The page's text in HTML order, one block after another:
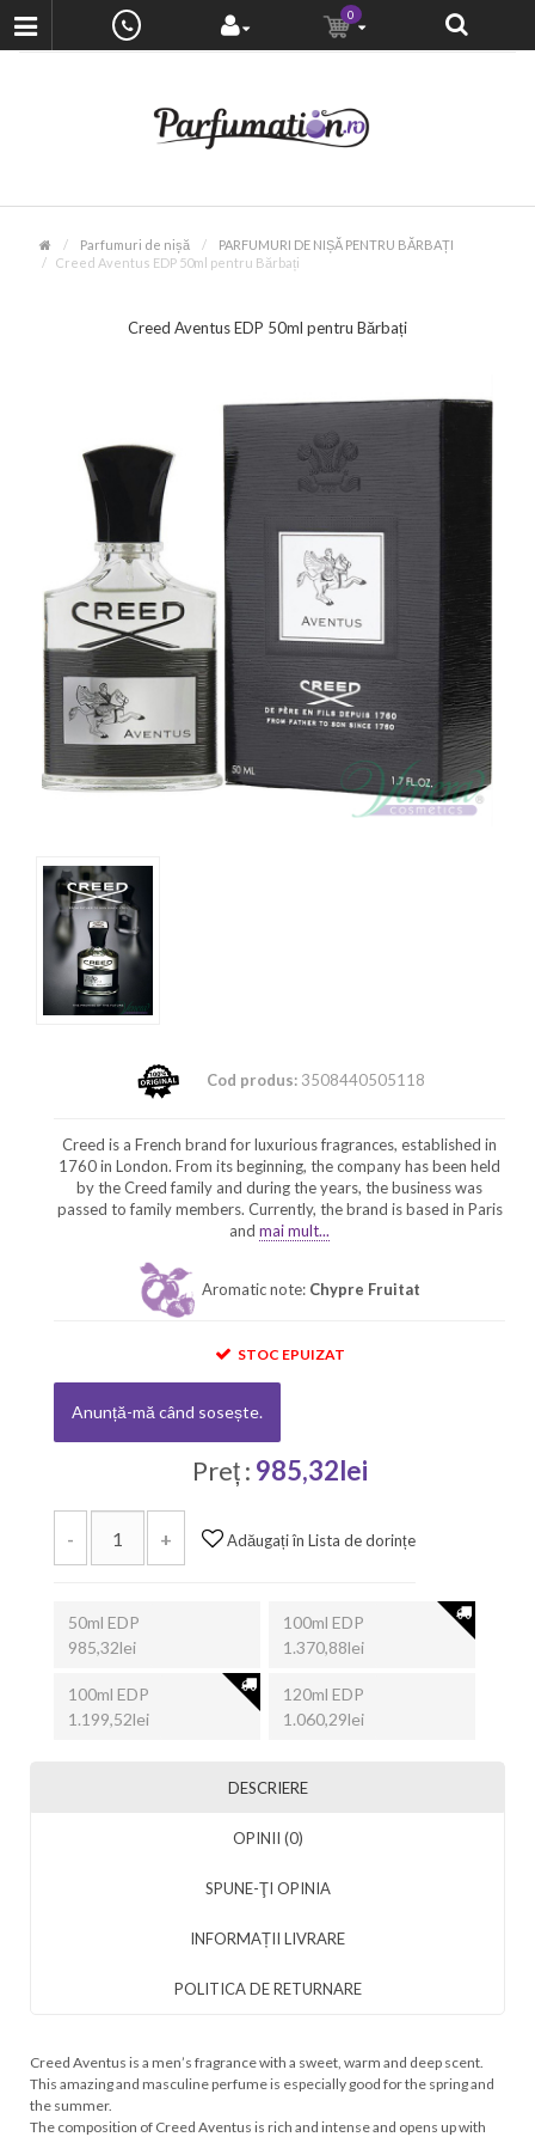
0
Parfumuri de nișă
PARFUMURI DE NIȘĂ PENTRU BĂRBAȚI
Creed Aventus EDP 50ml pentru Bărbați
Creed Aventus EDP 50ml pentru Bărbați
Cod produs:3508440505118
Creed is a French brand for luxurious fragrances, established in
1760 in London. From its beginning, the company has been held
by the Creed family and during the years, the business was
passed to family members. Currently, the brand is based in Paris
and mai mult...
Aromatic note: Chypre Fruitat
STOC EPUIZAT
Anunță-mă când sosește.
Preț : 985,32lei
- + Adăugați în Lista de dorințe
50ml EDP
985,32lei
100ml EDP
1.370,88lei
100ml EDP
1.199,52lei
120ml EDP
1.060,29lei
DESCRIERE
OPINII (0)
SPUNE-ŢI OPINIA
INFORMAȚII LIVRARE
POLITICA DE RETURNARE
Creed Aventus is a men’s fragrance with a sweet, warm and deep scent.
This amazing and masculine perfume is especially good for the spring and
the summer.
The composition of Creed Aventus is rich and intense and opens up with